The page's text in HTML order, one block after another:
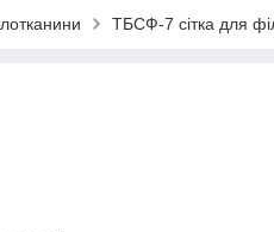
ТБСФ-7 сітка для